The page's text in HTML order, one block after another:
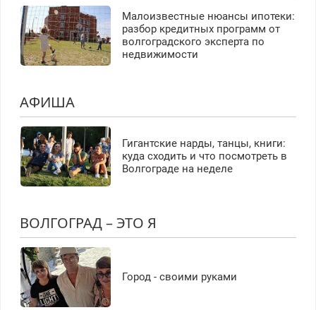
Малоизвестные нюансы ипотеки:
разбор кредитных программ от
волгоградского эксперта по
недвижимости
АФИША
Гигантские нарды, танцы, книги:
куда сходить и что посмотреть в
Волгограде на неделе
ВОЛГОГРАД – ЭТО Я
Город - своими руками